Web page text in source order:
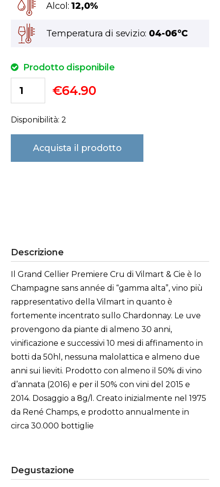
Alcol:12,0%
Temperatura di sevizio: 04-06°C
Prodotto disponibile
€64.90
Disponibilità: 2
Acquista il prodotto
Descrizione
Il Grand Cellier Premiere Cru di Vilmart & Cie è lo
Champagne sans année di “gamma alta”, vino più
rappresentativo della Vilmart in quanto è
fortemente incentrato sullo Chardonnay. Le uve
provengono da piante di almeno 30 anni,
vinificazione e successivi 10 mesi di affinamento in
botti da 50hl, nessuna malolattica e almeno due
anni sui lieviti. Prodotto con almeno il 50% di vino
d’annata (2016) e per il 50% con vini del 2015 e
2014. Dosaggio a 8g/l. Creato inizialmente nel 1975
da René Champs, e prodotto annualmente in
circa 30.000 bottiglie
Degustazione